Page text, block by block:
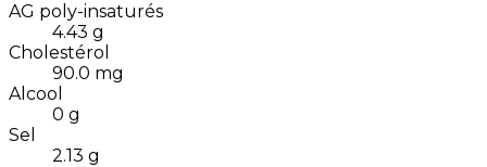
AG poly-insaturés
4.43 g
Cholestérol
90.0 mg
Alcool
0 g
Sel
2.13 g